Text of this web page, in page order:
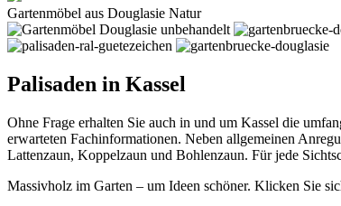
Gartenmöbel aus Douglasie Natur
Palisaden in Kassel
Ohne Frage erhalten Sie auch in und um Kassel die
erwarteten Fachinformationen. Neben allgemeinen
Lattenzaun, Koppelzaun und Bohlenzaun. Für jede
Massivholz im Garten – um Ideen schöner. Klicken Sie